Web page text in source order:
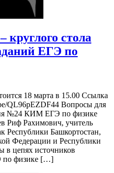
стола
ЕГЭ по
18 марта в 15.00 Ссылка
QL96pEZDF44 Вопросы для
№24 КИМ ЕГЭ по физике
Риф Рахимович, учитель
Республики Башкортостан,
Федерации и Республики
в цепях источников
по физике […]